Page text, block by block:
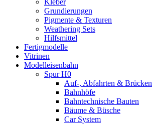
Kleber
Grundierungen
Pigmente & Texturen
Weathering Sets
Hilfsmittel
Fertigmodelle
Vitrinen
Modelleisenbahn
Spur H0
Auf-, Abfahrten & Brücken
Bahnhöfe
Bahntechnische Bauten
Bäume & Büsche
Car System